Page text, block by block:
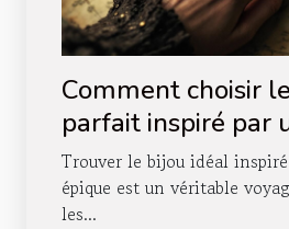
Comment choisir
parfait inspiré par
épique ?
Trouver le bijou idéal
épique est un véritable
les...